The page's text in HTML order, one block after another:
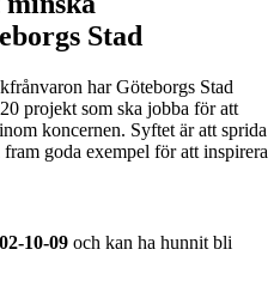
Stad
har Göteborgs Stad
projekt som ska jobba för att
koncernen. Syftet är att sprida
goda exempel för att inspirera
10-09 och kan ha hunnit bli